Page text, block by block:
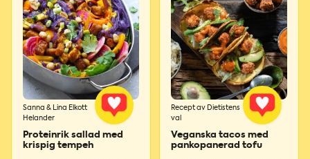
Sanna & Lina Elkott
Helander
Proteinrik sallad med
krispig tempeh
Recept av Dietistens
val
Veganska tacos med
pankopanerad tofu